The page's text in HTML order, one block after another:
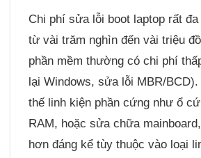
Chi phí sửa lỗi boot laptop rất đa
từ vài trăm nghìn đến vài triệu
phần mềm thường có chi phí
lại Windows, sửa lỗi MBR/
thế linh kiện phần cứng như ổ
RAM, hoặc sửa chữa
hơn đáng kể tùy thuộc vào loại